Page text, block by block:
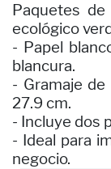
Paquetes
ecológico
- Papel
blancura.
- Gramaje
27.9 cm.
- Incluye dos
- Ideal para
negocio.